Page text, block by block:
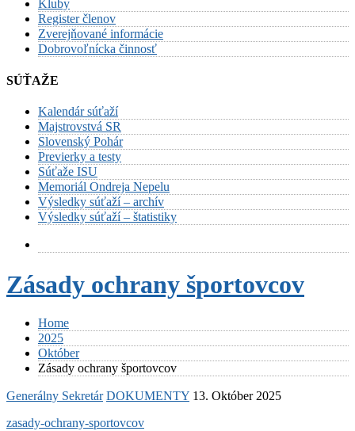
Kluby
Register členov
Zverejňované informácie
Dobrovoľnícka činnosť
SÚŤAŽE
Kalendár súťaží
Majstrovstvá SR
Slovenský Pohár
Previerky a testy
Súťaže ISU
Memoriál Ondreja Nepelu
Výsledky súťaží – archív
Výsledky súťaží – štatistiky
Zásady ochrany športovcov
Home
2025
Október
Zásady ochrany športovcov
Generálny Sekretár DOKUMENTY 13. Október 2025
zasady-ochrany-sportovcov